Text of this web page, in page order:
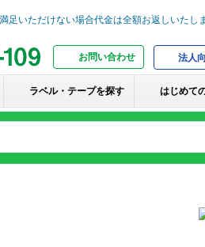
お問い合わせ 法人
ラベル・テープを探す はじめて